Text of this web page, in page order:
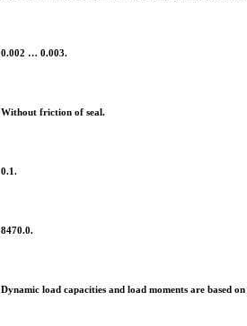
0.002 … 0.003.
Without friction of seal.
0.1.
8470.0.
Dynamic load capacities and load moments are based